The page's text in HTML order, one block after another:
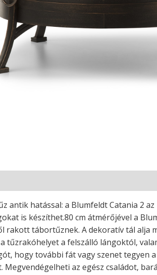
antik hatással: a Blumfeldt Catania 2
is készíthet.80 cm átmérőjével a
rakott tábortűznek. A dekoratív tál alja
tűzrakóhelyet a felszálló lángoktól,
hogy további fát vagy szenet tegyen
Megvendégelheti az egész családot,